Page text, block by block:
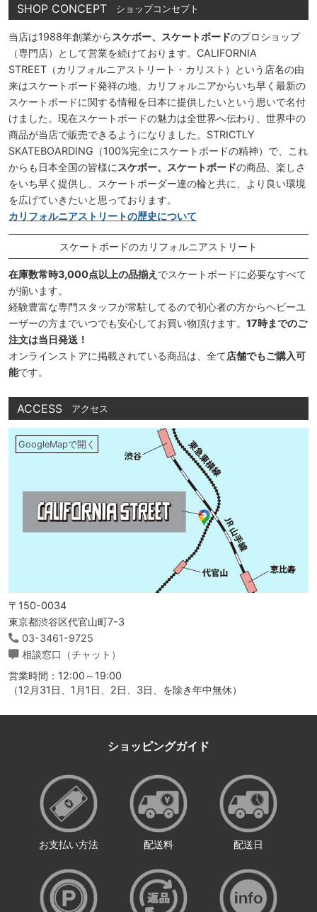
SHOP CONCEPT ショップコンセプト
当店は1988年創業から スケボー、スケートボードのプロショップ
（専門店）として営業を続けております。CALIFORNIA
STREET（カリフォルニアストリート・カリスト）という店名の由
来はスケートボード発祥の地、カリフォルニアからいち早く最新の
スケートボードに関する情報を日本に提供したいという思いで名付
けました。現在スケートボードの魅力は全世界へ伝わり、世界中の
商品が当店で販売できるようになりました。STRICTLY
SKATEBOARDING（100%完全にスケートボードの精神）で、これ
からも日本全国の皆様に スケボー、スケートボードの商品、楽しさ
をいち早く提供し、スケートボーダー達の輪と共に、より良い環境
を広げていきたいと思っております。
カリフォルニアストリートの歴史について
スケートボードのカリフォルニアストリート
在庫数常時3,000点以上の品揃え でスケートボードに必要なすべて
が揃います。
経験豊富な専門スタッフが常駐してるので初心者の方からヘビーユ
ーザーの方までいつでも安心してお買い物頂けます。 17時までのご
注文は当日発送！
オンラインストアに掲載されている商品は、全て店舗でもご購入可
能です。
ACCESS アクセス
GoogleMapで開く
〒150-0034
東京都渋谷区代官山町7-3
03-3461-9725
相談窓口（チャット）
営業時間：12:00～19:00
（12月31日、1月1日、2日、3日、を除き年中無休）
ショッピングガイド
お支払い方法 配送料 配送日